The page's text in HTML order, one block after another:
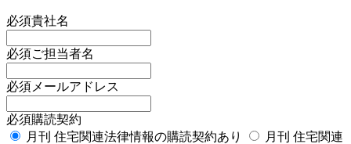
必須貴社名
必須ご担当者名
必須 メールアドレス
必須購読契約
月刊 住宅関連法律情報の購読契約あり
月刊 住宅関連